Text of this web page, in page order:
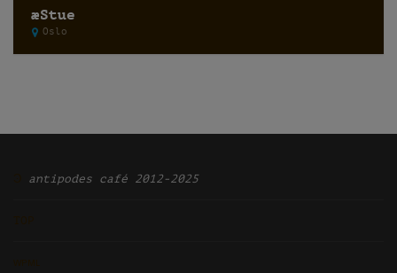
æStue
Oslo
antipodes café 2012-2025